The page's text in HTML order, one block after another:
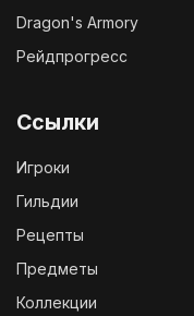
Dragon's Armory
Рейдпрогресс
Ссылки
Игроки
Гильдии
Рецепты
Предметы
Коллекции